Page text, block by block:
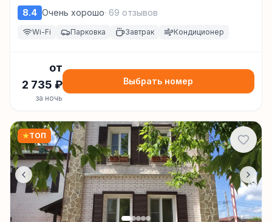
8.4 Очень хорошо· 69 отзывов
Wi-Fi Парковка Завтрак Кондиционер
от
2 735 ₽
за ночь
Выбрать номер
★ТОП